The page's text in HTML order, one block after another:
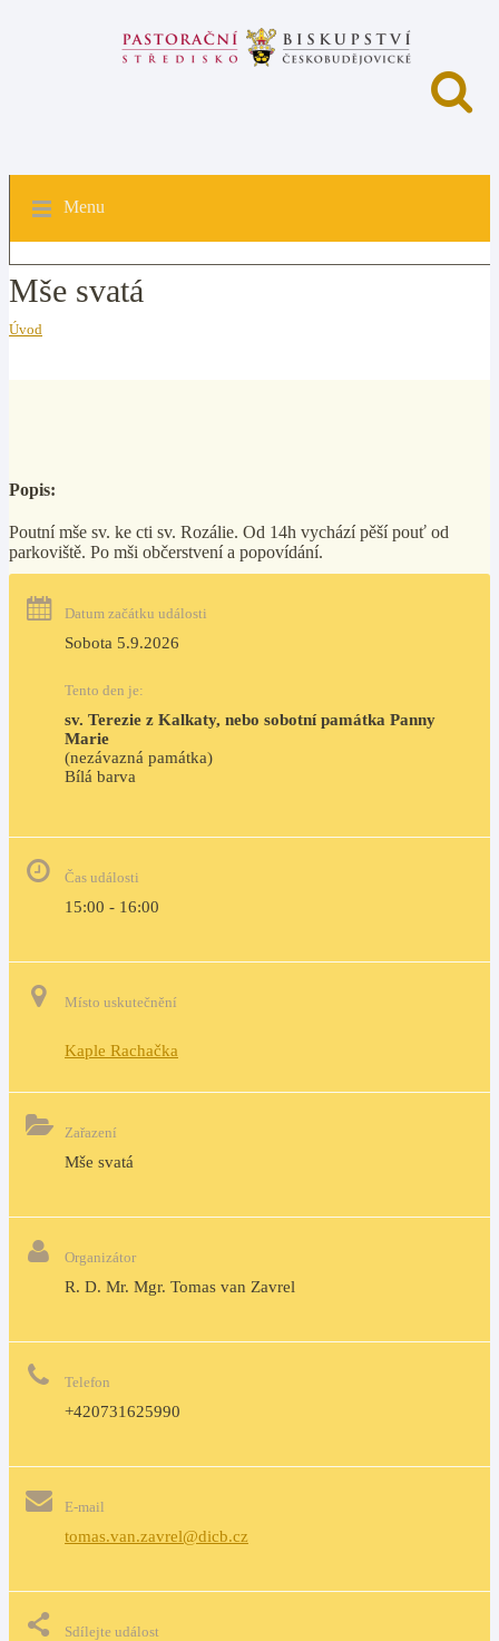
Menu
Mše svatá
Úvod
Popis:
Poutní mše sv. ke cti sv. Rozálie. Od 14h vychází pěší pouť od
parkoviště. Po mši občerstvení a popovídání.
Datum začátku události
Sobota 5.9.2026
Tento den je:
sv. Terezie z Kalkaty, nebo sobotní památka Panny
Marie
(nezávazná památka)
Bílá barva
Čas události
15:00 - 16:00
Místo uskutečnění
Kaple Rachačka
Zařazení
Mše svatá
Organizátor
R. D. Mr. Mgr. Tomas van Zavrel
Telefon
+420731625990
E-mail
tomas.van.zavrel@dicb.cz
Sdílejte událost